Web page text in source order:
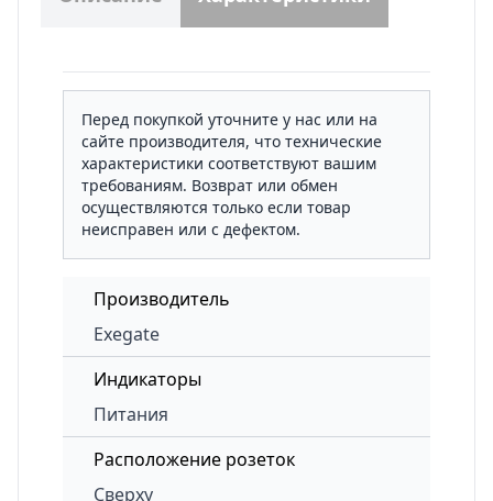
Перед покупкой уточните у нас или на
сайте производителя, что технические
характеристики соответствуют вашим
требованиям. Возврат или обмен
осуществляются только если товар
неисправен или с дефектом.
Производитель
Exegate
Индикаторы
Питания
Расположение розеток
Сверху